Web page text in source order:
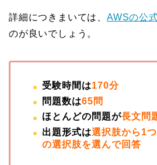
詳細につきまいては、 AWSの公
のが良いでしょう。
受験時間は170分
問題数は65問
ほとんどの問題が長文問
出題形式は選択肢から1
の選択肢を選んで回答